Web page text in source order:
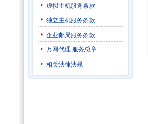
虚拟主机服务条款
独立主机服务条款
企业邮局服务条款
万网代理 服务总章
相关法律法规